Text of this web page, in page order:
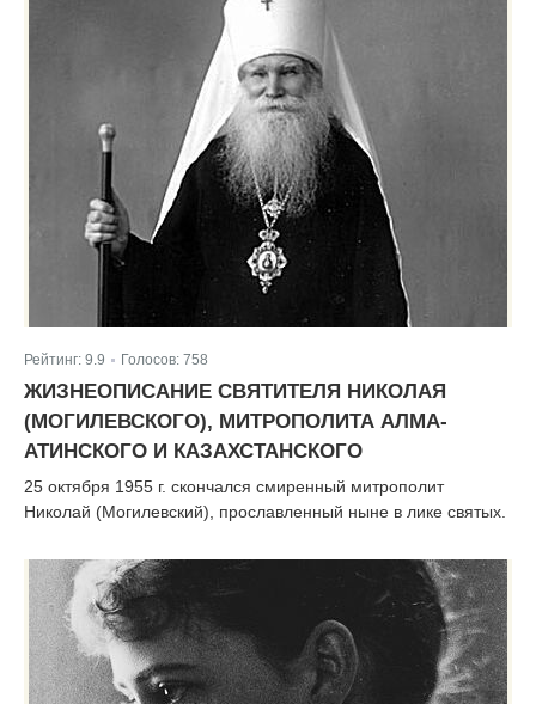
Рейтинг: 9.9 Голосов: 758
ЖИЗНЕОПИСАНИЕ СВЯТИТЕЛЯ НИКОЛАЯ
(МОГИЛЕВСКОГО), МИТРОПОЛИТА АЛМА-
АТИНСКОГО И КАЗАХСТАНСКОГО
25 октября 1955 г. скончался смиренный митрополит
Николай (Могилевский), прославленный ныне в лике святых.